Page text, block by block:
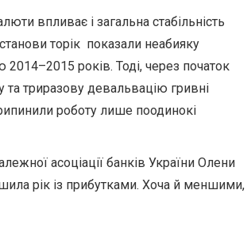
впливає і загальна стабільність
торік показали неабияку
2014–2015 років. Тоді, через початок
та триразову девальвацію гривні
роботу лише поодинокі
асоціації банків України Олени
рік із прибутками. Хоча й меншими,